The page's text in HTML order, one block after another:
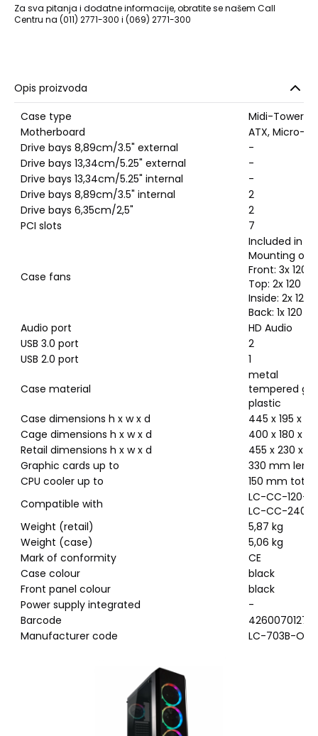
Za sva pitanja i dodatne informacije, obratite se našem Call
Centru na (011) 2771-300 i (069) 2771-300
Opis proizvoda
Case type
Midi-Tower
Motherboard
ATX, Micro-
Drive bays 8,89cm/3.5" external
-
Drive bays 13,34cm/5.25" external
-
Drive bays 13,34cm/5.25" internal
-
Drive bays 8,89cm/3.5" internal
2
Drive bays 6,35cm/2,5"
2
PCI slots
7
Case fans
Included in
Mounting
Front: 3x 120
Top: 2x 120
Inside: 2x 120
Back: 1x 120
Audio port
HD Audio
USB 3.0 port
2
USB 2.0 port
1
Case material
metal
tempered
plastic
Case dimensions h x w x d
445 x 195 x
Cage dimensions h x w x d
400 x 180 x
Retail dimensions h x w x d
455 x 230 x
Graphic cards up to
330 mm
CPU cooler up to
150 mm total
Compatible with
LC-CC-120-
LC-CC-240-
Weight (retail)
5,87 kg
Weight (case)
5,06 kg
Mark of conformity
CE
Case colour
black
Front panel colour
black
Power supply integrated
-
Barcode
Manufacturer code
LC-703B-ON